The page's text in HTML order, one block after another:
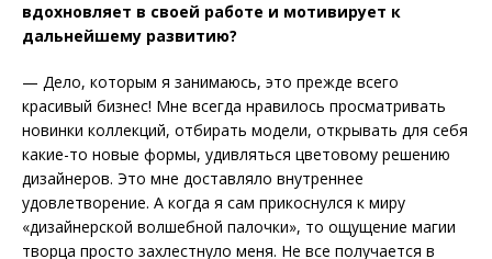
вдохновляет в своей работе и мотивирует к
дальнейшему развитию?
— Дело, которым я занимаюсь, это прежде всего
красивый бизнес! Мне всегда нравилось просматривать
новинки коллекций, отбирать модели, открывать для себя
какие-то новые формы, удивляться цветовому решению
дизайнеров. Это мне доставляло внутреннее
удовлетворение. А когда я сам прикоснулся к миру
«дизайнерской волшебной палочки», то ощущение магии
творца просто захлестнуло меня. Не все получается в